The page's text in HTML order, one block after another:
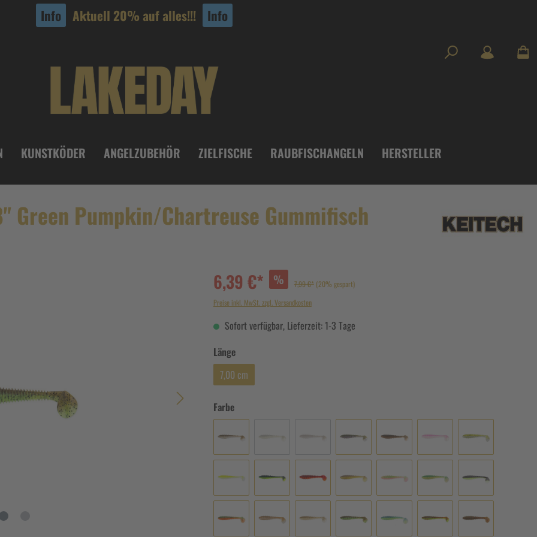
Info Aktuell 20% auf alles!!! Info
KUNSTKÖDER ANGELZUBEHÖR ZIELFISCHE RAUBFISCHANGELN HERSTELLER
Green Pumpkin/Chartreuse Gummifisch
6,39 €* % 7,99 €* (20% gespart)
Preise inkl. MwSt. zzgl. Versandkosten
Sofort verfügbar, Lieferzeit: 1-3 Tage
Länge
7,00 cm
Farbe